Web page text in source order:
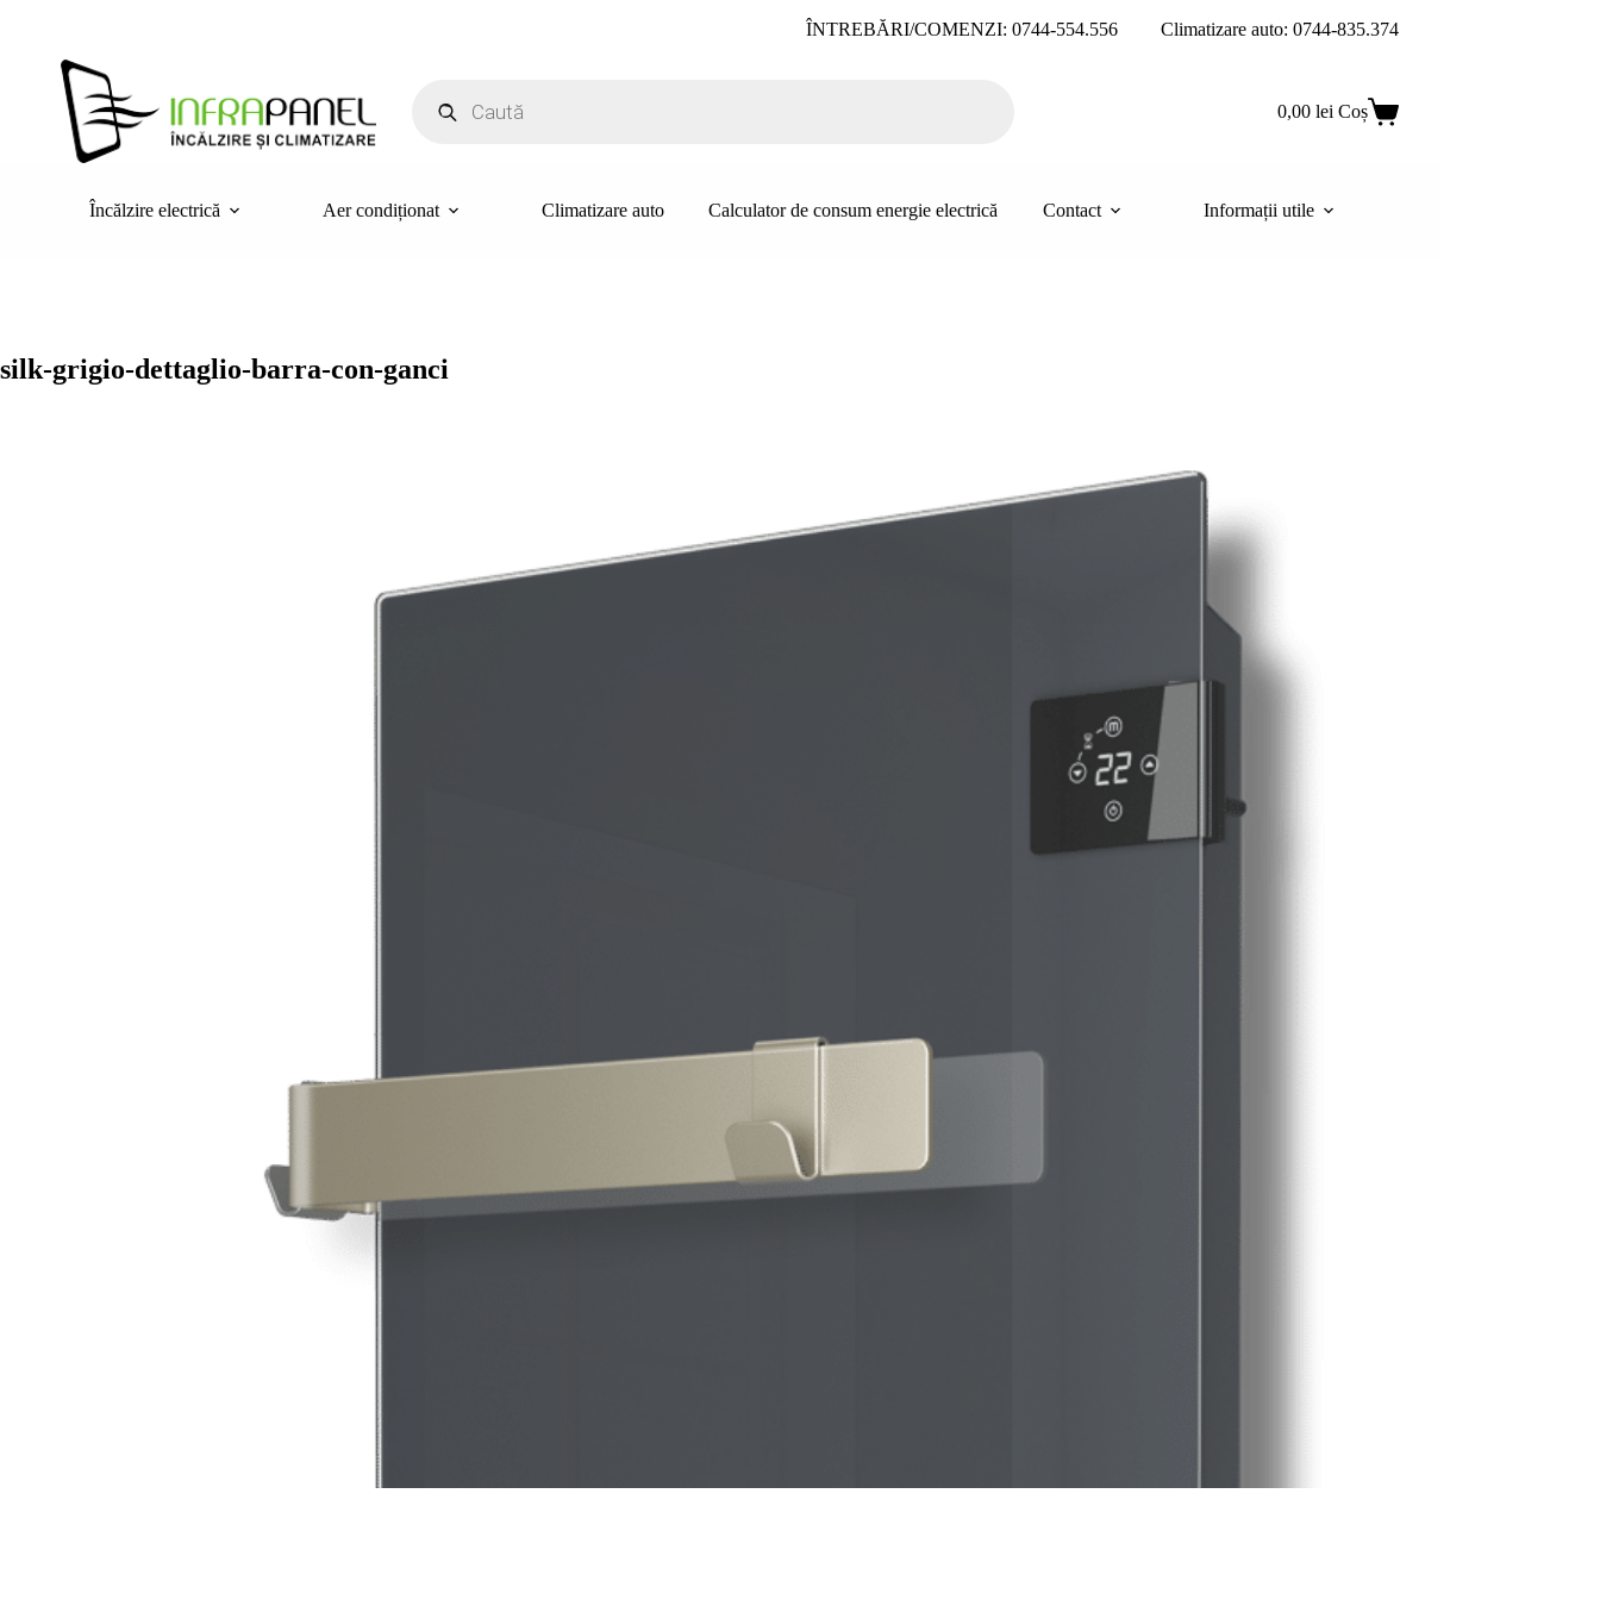
ÎNTREBĂRI/COMENZI: 0744-554.556 Climatizare auto: 0744-835.374
search
0,00 lei Coș
Încălzire electrică Aer condiționat Climatizare auto Calculator de consum energie electrică Contact Informații utile
silk-grigio-dettaglio-barra-con-ganci